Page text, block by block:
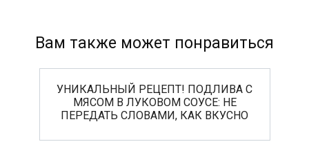
Вам также может понравиться
УНИКАЛЬНЫЙ РЕЦЕПТ! ПОДЛИВА С
МЯСОМ В ЛУКОВОМ СОУСЕ: НЕ
ПЕРЕДАТЬ СЛОВАМИ, КАК ВКУСНО